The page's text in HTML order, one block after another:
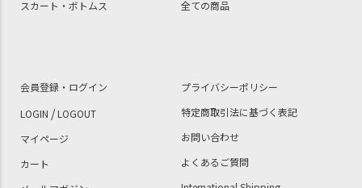
スカート・ボトムス
全ての商品
会員登録・ログイン
LOGIN /LOGOUT
マイページ
カート
プライバシーポリシー
特定商取引法に基づく表記
お問い合わせ
よくあるご質問